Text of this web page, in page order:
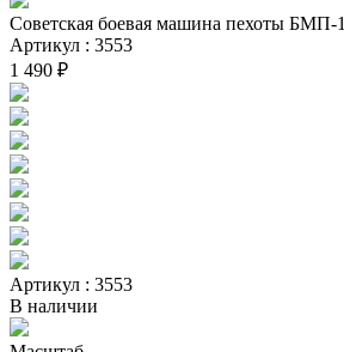
Советская боевая машина пехоты БМП-1
Артикул : 3553
1 490 ₽
Артикул : 3553
В наличии